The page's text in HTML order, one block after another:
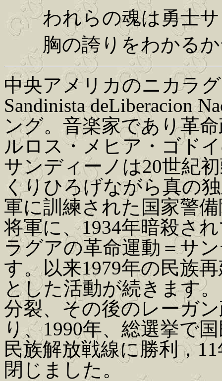
われらの魂は勇士サ
胸の誇りをわかるか
中央アメリカのニカラ
Sandinista deLiberacion
ング。音楽家であり革
ルロス・メヒア・ゴド
サンディーノは20世紀
くりひろげながら真の
軍に訓練された国家警
将軍に、1934年暗殺さ
ラグアの革命運動＝サ
す。以来1979年の民族
とした活動が続きます
分裂、その後のレーガ
り、1990年、総選挙で
民族解放戦線に勝利，
閉じました。